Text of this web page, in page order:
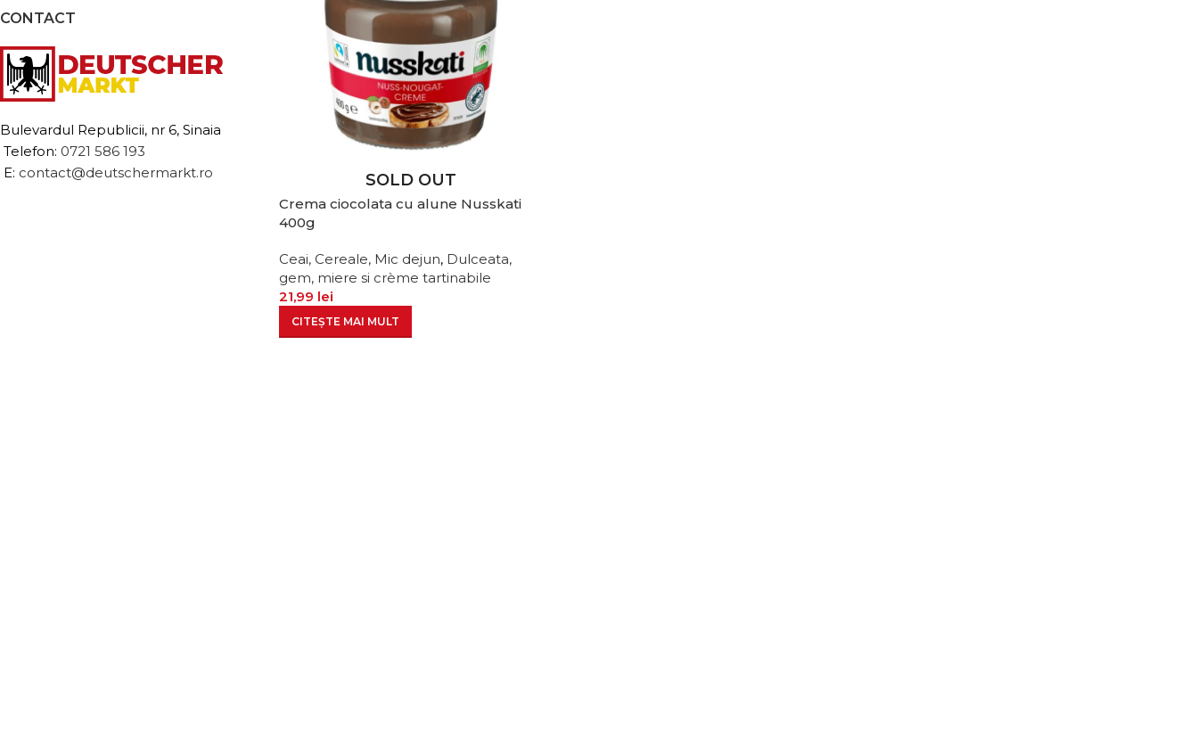
CONTACT
Bulevardul Republicii, nr 6, Sinaia
Telefon: 0721 586 193
E: contact@deutschermarkt.ro SOLD OUT
Crema ciocolata cu alune Nusskati
400g
Ceai, Cereale, Mic dejun, Dulceata,
gem, miere si crème tartinabile
21,99 lei
CITEȘTE MAI MULT